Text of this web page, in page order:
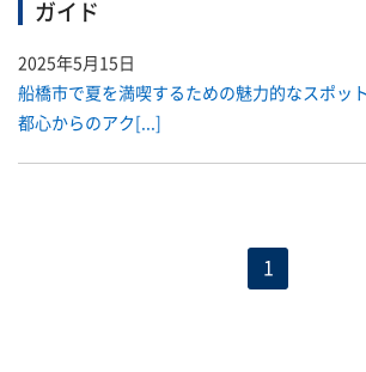
ガイド
2025年5月15日
船橋市で夏を満喫するための魅力的なスポッ
都心からのアク[...]
1